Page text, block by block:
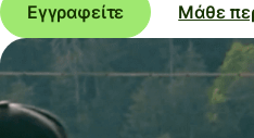
Εγγραφείτε
Μάθε